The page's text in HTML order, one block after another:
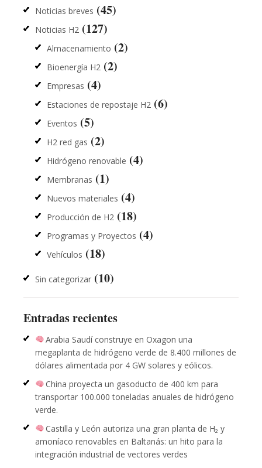
Noticias breves (45)
Noticias H2 (127)
Almacenamiento (2)
Bioenergía H2 (2)
Empresas (4)
Estaciones de repostaje H2 (6)
Eventos (5)
H2 red gas (2)
Hidrógeno renovable (4)
Membranas (1)
Nuevos materiales (4)
Producción de H2 (18)
Programas y Proyectos (4)
Vehículos (18)
Sin categorizar (10)
Entradas recientes
Arabia Saudí construye en Oxagon una
megaplanta de hidrógeno verde de 8.400 millones de
dólares alimentada por 4 GW solares y eólicos.
China proyecta un gasoducto de 400 km para
transportar 100.000 toneladas anuales de hidrógeno
verde.
Castilla y León autoriza una gran planta de H₂ y
amoníaco renovables en Baltanás: un hito para la
integración industrial de vectores verdes